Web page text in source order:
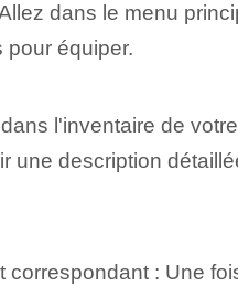
dans le menu
pour ⁤équiper.
‌l'inventaire de
une description
: Une